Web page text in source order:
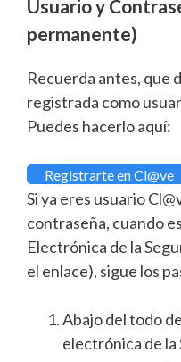
Usuario y
permanente)
Recuerda antes, que
registrada como
Puedes hacerlo aquí:
Registrarte en Cl@ve
Si ya eres usuario
contraseña, cuando
Electrónica de la
el enlace), sigue los
Abajo del todo
electrónica de la